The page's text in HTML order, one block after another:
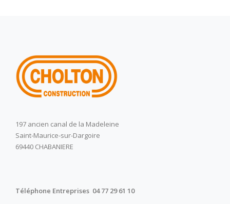
197 ancien canal de la Madeleine
Saint-Maurice-sur-Dargoire
69440 CHABANIERE
Téléphone Entreprises 04 77 29 61 10